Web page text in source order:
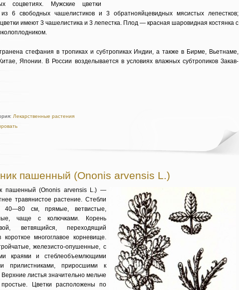
соцветиях. Муж­ские цветки
из 6 свободных чашелистиков и 3 обратнояйцевидных мясистых лепестков;
имеют 3 чашелистика и 3 лепестка. Плод — красная шаровидная костян­ка с
стефания в тро­пиках и субтропиках Индии, а также в Бирме, Вьетнаме,
Японии. В России возделывается в ус­ловиях влажных субтропиков Закав­
Лекарственные растения
пашенный (Ononis arvensis L.)
пашенный (Ononis arvensis L.) —
травянистое растение. Стебли
40—80 см, прямые, ветвистые,
чаще с колюч­ками. Корень
ветвящий­ся, переходящий
короткое многоглавое корневище.
железисто-опушенные, с
краями и стеблеобъемлющими
прилистниками, приросши­ми к
листья значи­тельно мельче
Цвет­ки расположены по